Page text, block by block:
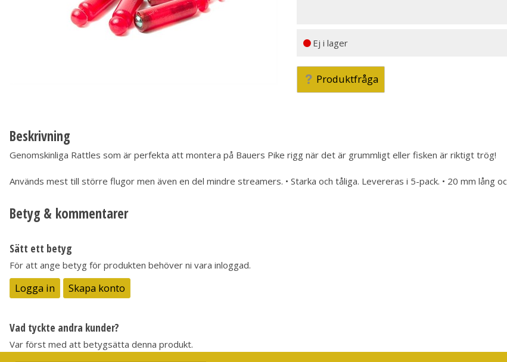
Ej i lager
Produktfråga
Beskrivning
Genomskinliga Rattles som är perfekta att montera på Bauers Pike rigg när det är grummligt eller fisken är riktigt trög!
Används mest till större flugor men även en del mindre streamers. • Starka och tåliga. Levereras i 5-pack. • 20 mm lång
Betyg & kommentarer
Sätt ett betyg
För att ange betyg för produkten behöver ni vara inloggad.
Logga in Skapa konto
Vad tyckte andra kunder?
Var först med att betygsätta denna produkt.